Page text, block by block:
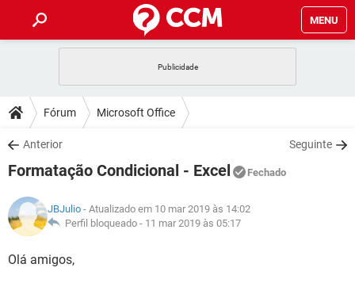
MENU
CELULAR
OUTLOOK
INSTAGRAM GMAIL
GUIA DE COMPRAS
DICAS
JOGOS
INSTAGRAM GMAIL
GUIA DE COMPRAS
DOWNLOADS
JOGOS WHATSAPP
CELULAR
OUTLOOK EXCEL
INSTAGRAM
JOGOS WHATSAPP
CELULAR
OUTLOOK
GLOSSÁRIO
JOGOS
Fórum Microsoft Office
Anterior Seguinte
Formatação Condicional - Excel Fechado
JBJulio - Atualizado em 10 mar 2019 às 14:02
Perfil bloqueado - 11 mar 2019 às 05:17
Olá amigos,